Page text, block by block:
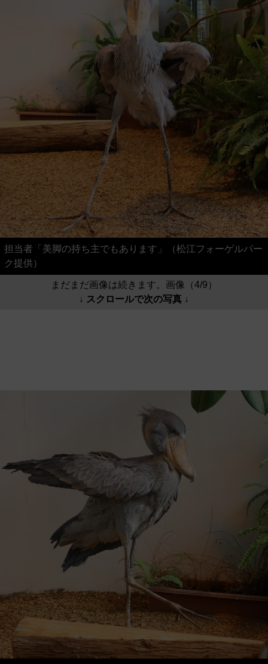
担当者「美脚の持ち主でもあります」（松江フォーゲルパー
ク提供）
まだまだ画像は続きます。画像（4/9）
↓ スクロールで次の写真 ↓